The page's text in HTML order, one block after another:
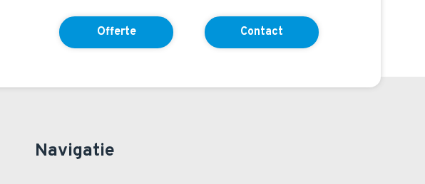
Offerte Contact
Navigatie